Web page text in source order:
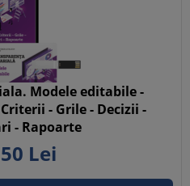
Modele editabile -
- Grile - Decizii -
- Rapoarte
50 Lei